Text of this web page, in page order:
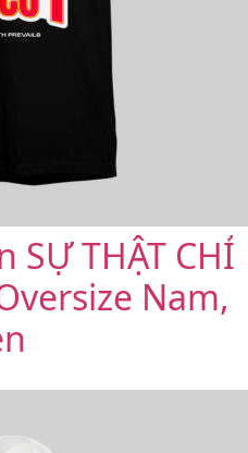
SỰ THẬT CHỈ
Nam,